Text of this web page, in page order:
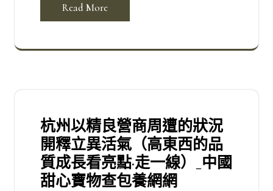
Read More
杭州以精良營商周遭的狀況
開釋立異活氣（高東西的品
質成長看亮點·走一線）_中國
甜心寶物查包養網網